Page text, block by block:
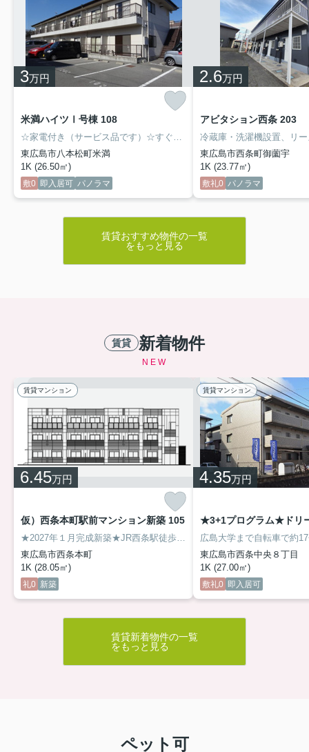
19日(水)定休日・26日(水)定休日となります。
連休中のお問合せにつきましては
申し訳ございませんが8月17日にご返信させていただきま
す。
どうぞよろしくお願いいたします。
7月度の営業につきまして
7月度は
1日(水)定休日・8日定休日(水)・15日(水)定休日・22日
(水)定休日・29日(水)定休日
となります。
よろしくお願いいたします。
よろしくお願いいたします。
3万円
米満ハイツⅠ号棟 108
☆家電付き（サービス品です）☆すぐに新生活をスタートできます！南向きベランダにすっきりした間取りの8帖洋室タイプです。室内洗濯機設置、ガス２口コンロサイズのファミリーサイズのキッチンだから自炊派にお勧め！
東広島市八本松町米満
1K (26.50㎡)
敷0 即入居可 パノラマ
2.6万円
アビタション西条 203
東広島市西条町御薗宇
1K (23.77㎡)
敷礼0 パノラマ
賃貸おすすめ物件の一覧
をもっと見る
賃貸 新着物件
NEW
賃貸マンション
6.45万円
仮）西条本町駅前マンション新築 105
★2027年１月完成新築★JR西条駅徒歩３分、鉄骨造３階建ての単身用物件です。
東広島市西条本町
1K (28.05㎡)
礼0 新築
賃貸マンション
4.35万円
東広島市西条中央８丁目
1K (27.00㎡)
敷礼0 即入居可
賃貸新着物件の一覧
をもっと見る
ペット可